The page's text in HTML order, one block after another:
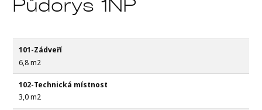
Půdorys 1NP
101-Zádveří
6,8 m2
102-Technická místnost
3,0 m2